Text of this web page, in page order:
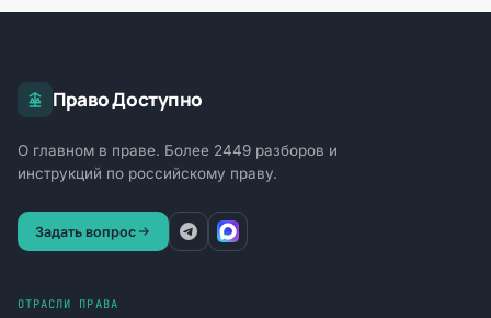
Право Доступно
О главном в праве. Более 2449 разборов и
инструкций по российскому праву.
Задать вопрос
ОТРАСЛИ ПРАВА